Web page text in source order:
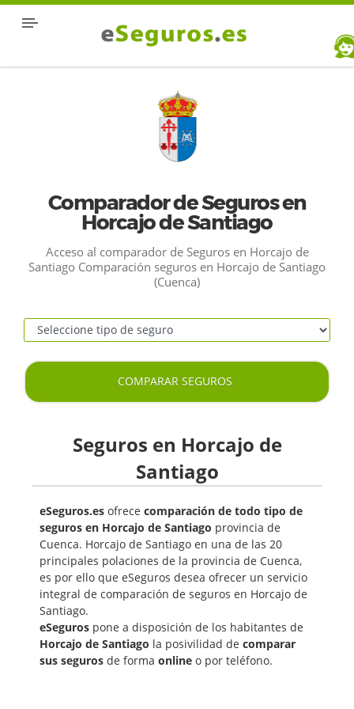
Comparador de Seguros en
Horcajo de Santiago
Acceso al comparador de Seguros en Horcajo de
Santiago Comparación seguros en Horcajo de Santiago
(Cuenca)
COMPARAR SEGUROS
Seguros en Horcajo de
Santiago
eSeguros.es ofrece comparación de todo tipo de
seguros en Horcajo de Santiago provincia de
Cuenca. Horcajo de Santiago en una de las 20
principales polaciones de la provincia de Cuenca,
es por ello que eSeguros desea ofrecer un servicio
integral de comparación de seguros en Horcajo de
Santiago.
eSeguros pone a disposición de los habitantes de
Horcajo de Santiago la posivilidad de comparar
sus seguros de forma online o por teléfono.